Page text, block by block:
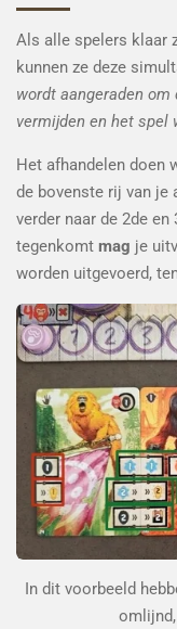
Als alle spelers klaar
kunnen ze deze
wordt aangeraden
vermijden en het spel
Het afhandelen doen
de bovenste rij van je
verder naar de 2de
tegenkomt mag je
worden uitgevoerd,
In dit voorbeeld